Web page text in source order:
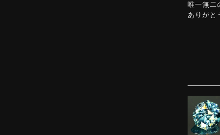
唯一無二
ありがと